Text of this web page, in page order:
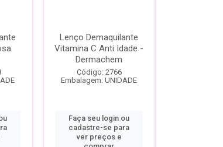
Lenço Demaquilante
Vitamina C Anti Idade -
Dermachem
Código: 2766
Embalagem: UNIDADE
Faça seu login ou
cadastre-se para
ver preços e